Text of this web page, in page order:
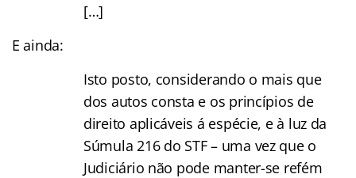
[…]
E ainda:
Isto posto, considerando o mais que
dos autos consta e os princípios de
direito aplicáveis á espécie, e à luz da
Súmula 216 do STF – uma vez que o
Judiciário não pode manter-se refém